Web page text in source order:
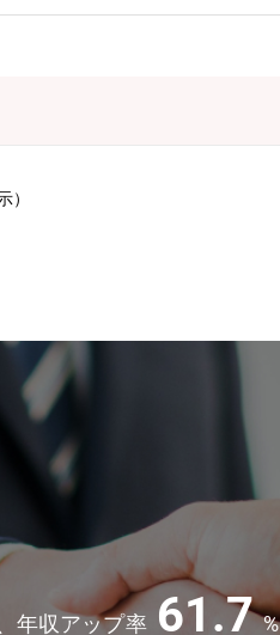
ストマネジメント・インフラコ
、将来的にはIT部門の中核人材と
フラ課に配属予定、レポートライ
ついて】65歳定年(役職定年無
ィアサイト「保険市場」を運営。
レップ（保険専業の広告代理店）
約管理業務が可能にするBPO事業
）
年収アップ率 61.7 %